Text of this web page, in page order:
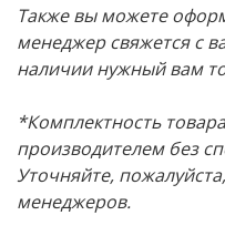
Также вы можете
менеджер свяжется с
наличии нужный вам
*Комплектность
производителем без
Уточняйте,
менеджеров.